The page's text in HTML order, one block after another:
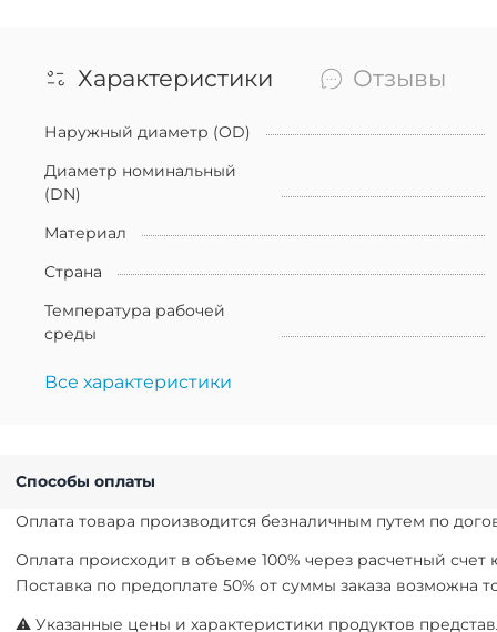
Характеристики Отзывы
Наружный диаметр (OD)
Диаметр номинальный
(DN)
Материал
Страна
Температура рабочей
среды
Все характеристики
Способы оплаты
Оплата товара производится безналичным путем по
Оплата происходит в объеме 100% через расчетный
Поставка по предоплате 50% от суммы заказа
⚠ Указанные цены и характеристики продуктов